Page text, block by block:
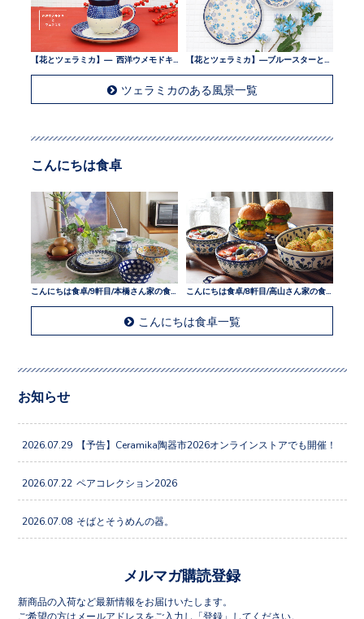
ツェラミカのある風景一覧
こんにちは食卓
こんにちは食卓/9軒目/本橋さん家の食卓
こんにちは食卓一覧
お知らせ
2026.07.29 【予告】Ceramika陶器市2026オンラインストアでも開催！
2026.07.22 ペアコレクション2026
2026.07.08 そばとそうめんの器。
メルマガ購読登録
新商品の入荷など最新情報をお届けいたします。
ご希望の方はメールアドレスをご入力し「登録」してください。